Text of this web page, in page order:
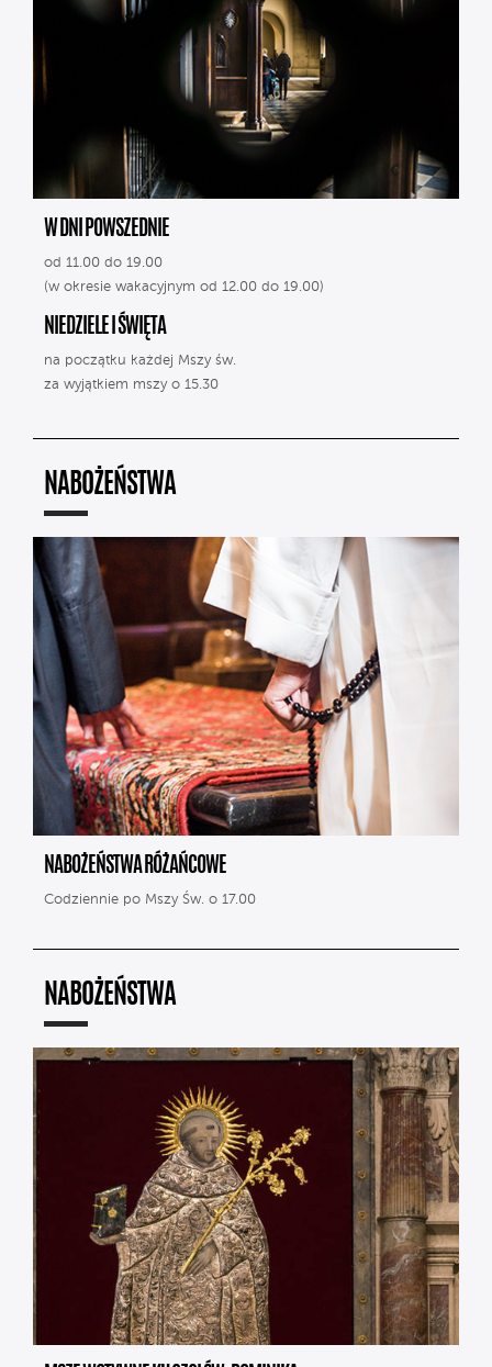
W DNI POWSZEDNIE
od 11.00 do 19.00
(w okresie wakacyjnym od 12.00 do 19.00)
NIEDZIELE I ŚWIĘTA
na początku każdej Mszy św.
za wyjątkiem mszy o 15.30
NABOŻEŃSTWA
NABOŻEŃSTWA RÓŻAŃCOWE
Codziennie po Mszy Św. o 17.00
NABOŻEŃSTWA